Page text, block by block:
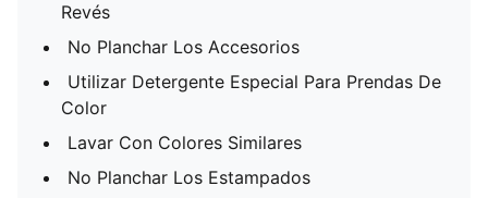
Revés
No Planchar Los Accesorios
Utilizar Detergente Especial Para Prendas De
Color
Lavar Con Colores Similares
No Planchar Los Estampados